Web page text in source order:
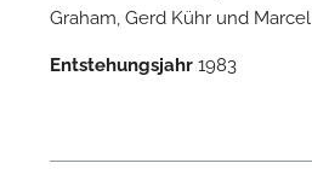
Graham, Gerd Kühr und
Entstehungsjahr 1983